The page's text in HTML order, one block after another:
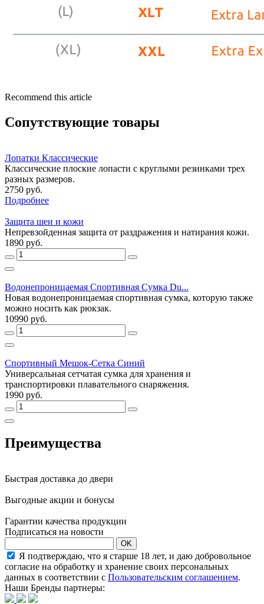
Recommend this article
Сопутствующие товары
Лопатки Классические
Классические плоские лопасти с круглыми резинками трех
разных размеров.
2750 руб.
Подробнее
Защита шеи и кожи
Непревзойденная защита от раздражения и натирания кожи.
1890 руб.
Водонепроницаемая Спортивная Сумка Du...
Новая водонепроницаемая спортивная сумка, которую также
можно носить как рюкзак.
10990 руб.
Спортивный Мешок-Сетка Синий
Универсальная сетчатая сумка для хранения и
транспортировки плавательного снаряжения.
1990 руб.
Преимущества
Быстрая доставка до двери
Выгодные акции и бонусы
Гарантии качества продукции
Подписаться на новости
OK
Я подтверждаю, что я старше 18 лет, и даю добровольное
согласие на обработку и хранение своих персональных
данных в соответствии с Пользовательским соглашением.
Наши Бренды партнеры: